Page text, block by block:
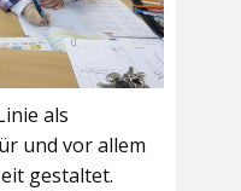
als
und vor allem
gestaltet.